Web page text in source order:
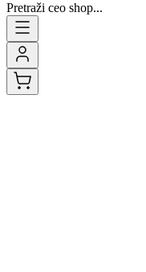
Pretraži ceo shop...